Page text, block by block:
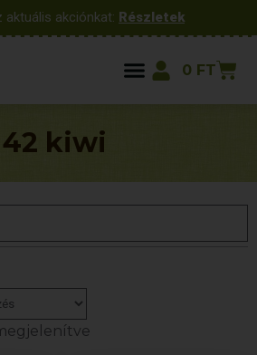
aktuális akciónkat: Részletek
0 FT
42 kiwi